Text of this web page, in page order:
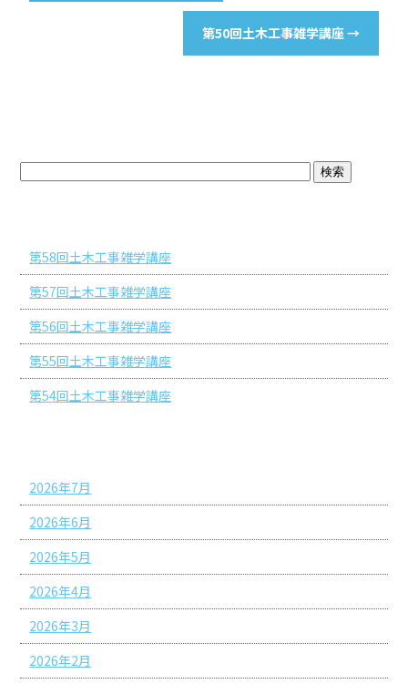
第50回土木工事雑学講座→
第58回土木工事雑学講座
第57回土木工事雑学講座
第56回土木工事雑学講座
第55回土木工事雑学講座
第54回土木工事雑学講座
2026年7月
2026年6月
2026年5月
2026年4月
2026年3月
2026年2月